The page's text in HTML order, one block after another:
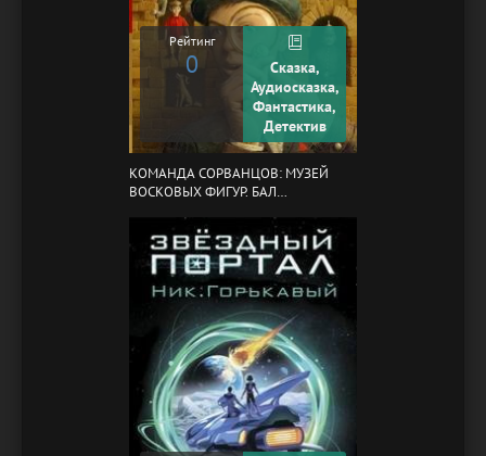
Рейтинг
0
Сказка,
Аудиосказка,
Фантастика,
Детектив
КОМАНДА СОРВАНЦОВ: МУЗЕЙ
ВОСКОВЫХ ФИГУР. БАЛ